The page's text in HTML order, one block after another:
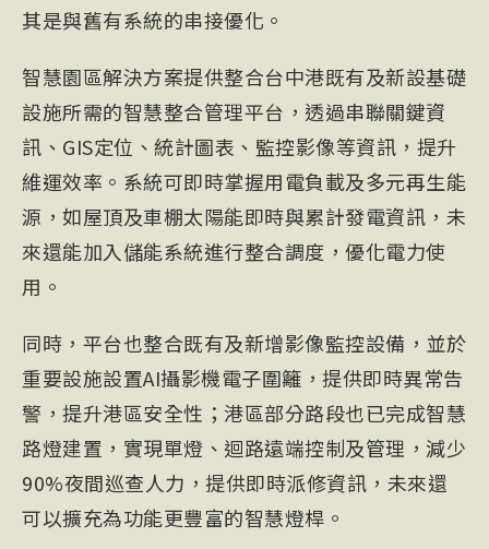
其是與舊有系統的串接優化。
智慧園區解決方案提供整合台中港既有及新設基礎
設施所需的智慧整合管理平台，透過串聯關鍵資
訊、GIS定位、統計圖表、監控影像等資訊，提升
維運效率。系統可即時掌握用電負載及多元再生能
源，如屋頂及車棚太陽能即時與累計發電資訊，未
來還能加入儲能系統進行整合調度，優化電力使
用。
同時，平台也整合既有及新增影像監控設備，並於
重要設施設置AI攝影機電子圍籬，提供即時異常告
警，提升港區安全性；港區部分路段也已完成智慧
路燈建置，實現單燈、迴路遠端控制及管理，減少
90%夜間巡查人力，提供即時派修資訊，未來還
可以擴充為功能更豐富的智慧燈桿。